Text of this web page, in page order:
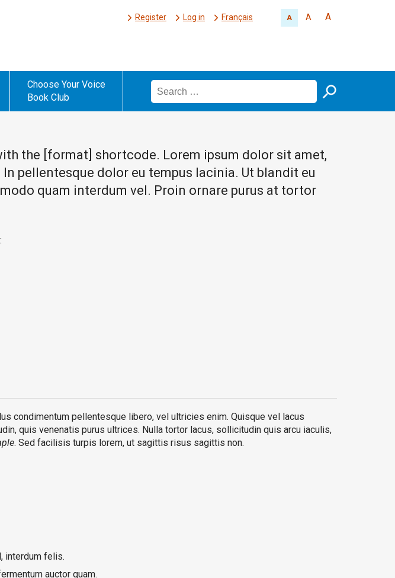
Register Log in Français A A A
Choose Your Voice
Book Club
the [format] shortcode. Lorem ipsum dolor sit amet,
pellentesque dolor eu tempus lacinia. Ut blandit eu
quam interdum vel. Proin ornare purus at tortor
condimentum pellentesque libero, vel ultricies enim. Quisque vel lacus
quis venenatis purus ultrices. Nulla tortor lacus, sollicitudin quis arcu iaculis,
. Sed facilisis turpis lorem, ut sagittis risus sagittis non.
interdum felis.
auctor quam.